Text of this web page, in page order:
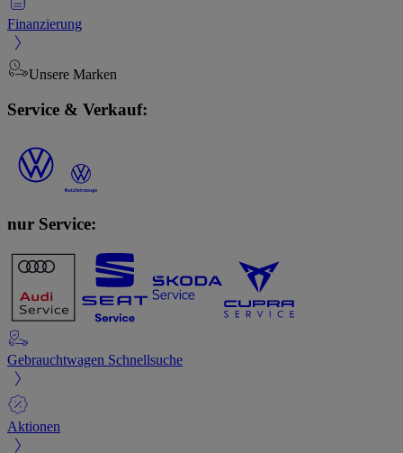
Finanzierung
Unsere Marken
Service & Verkauf:
nur Service:
Gebrauchtwagen Schnellsuche
Aktionen